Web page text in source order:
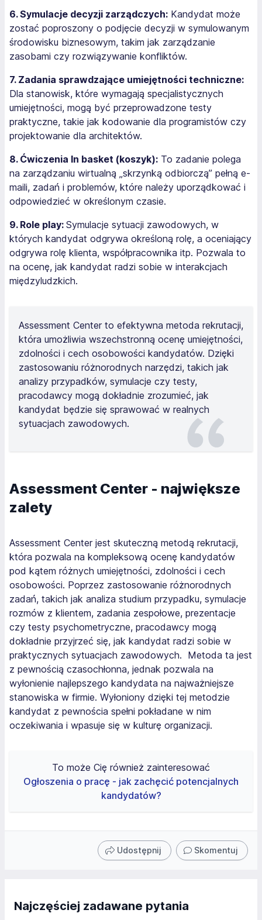
6. Symulacje decyzji zarządczych: Kandydat może
zostać poproszony o podjęcie decyzji w symulowanym
środowisku biznesowym, takim jak zarządzanie
zasobami czy rozwiązywanie konfliktów.
7. Zadania sprawdzające umiejętności techniczne:
Dla stanowisk, które wymagają specjalistycznych
umiejętności, mogą być przeprowadzone testy
praktyczne, takie jak kodowanie dla programistów czy
projektowanie dla architektów.
8. Ćwiczenia In basket (koszyk): To zadanie polega
na zarządzaniu wirtualną „skrzynką odbiorczą” pełną e-
maili, zadań i problemów, które należy uporządkować i
odpowiedzieć w określonym czasie.
9. Role play: Symulacje sytuacji zawodowych, w
których kandydat odgrywa określoną rolę, a oceniający
odgrywa rolę klienta, współpracownika itp. Pozwala to
na ocenę, jak kandydat radzi sobie w interakcjach
międzyludzkich.
Assessment Center to efektywna metoda rekrutacji,
która umożliwia wszechstronną ocenę umiejętności,
zdolności i cech osobowości kandydatów. Dzięki
zastosowaniu różnorodnych narzędzi, takich jak
analizy przypadków, symulacje czy testy,
pracodawcy mogą dokładnie zrozumieć, jak
kandydat będzie się sprawować w realnych
sytuacjach zawodowych.
Assessment Center - największe
zalety
Assessment Center jest skuteczną metodą rekrutacji,
która pozwala na kompleksową ocenę kandydatów
pod kątem różnych umiejętności, zdolności i cech
osobowości. Poprzez zastosowanie różnorodnych
zadań, takich jak analiza studium przypadku, symulacje
rozmów z klientem, zadania zespołowe, prezentacje
czy testy psychometryczne, pracodawcy mogą
dokładnie przyjrzeć się, jak kandydat radzi sobie w
praktycznych sytuacjach zawodowych. Metoda ta jest
z pewnością czasochłonna, jednak pozwala na
wyłonienie najlepszego kandydata na najważniejsze
stanowiska w firmie. Wyłoniony dzięki tej metodzie
kandydat z pewnościa spełni pokładane w nim
oczekiwania i wpasuje się w kulturę organizacji.
To może Cię również zainteresować
Ogłoszenia o pracę - jak zachęcić potencjalnych
kandydatów?
Udostępnij Skomentuj
Najczęściej zadawane pytania